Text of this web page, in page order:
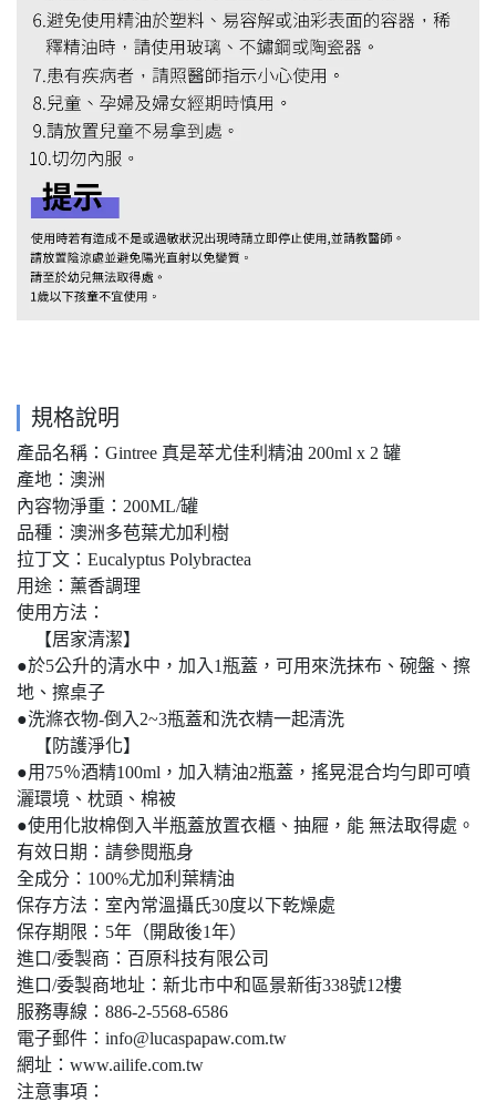
規格說明
產品名稱：Gintree 真是萃尤佳利精油 200ml x 2 罐
產地：澳洲
內容物淨重：200ML/罐
品種：澳洲多苞葉尤加利樹
拉丁文：Eucalyptus Polybractea
用途：薰香調理
使用方法：
【居家清潔】
●於5公升的清水中，加入1瓶蓋，可用來洗抹布、碗盤、擦
地、擦桌子
●洗滌衣物-倒入2~3瓶蓋和洗衣精一起清洗
【防護淨化】
●用75％酒精100ml，加入精油2瓶蓋，搖晃混合均勻即可噴
灑環境、枕頭、棉被
●使用化妝棉倒入半瓶蓋放置衣櫃、抽屜，能 無法取得處。
有效日期：請參閱瓶身
全成分：100%尤加利葉精油
保存方法：室內常溫攝氏30度以下乾燥處
保存期限：5年（開啟後1年）
進口/委製商：百原科技有限公司
進口/委製商地址：新北市中和區景新街338號12樓
服務專線：886-2-5568-6586
電子郵件： info@lucaspapaw.com.tw
網址：www.ailife.com.tw
注意事項：